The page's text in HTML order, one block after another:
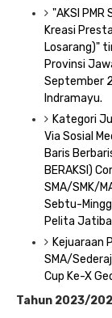
"AKSI PMR
Kreasi
Losarang)"
Provinsi
September
Indramayu.
Kategori
Via Sosial
Baris
BERAKSI)
SMA/SMK/
Sebtu-
Pelita
Kejuaraan
SMA/
Cup Ke-X
Tahun 2023/